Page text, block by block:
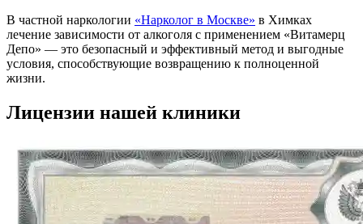
В частной наркологии «Нарколог в Москве» в Химках
лечение зависимости от алкоголя с применением «Витамерц
Депо» — это безопасный и эффективный метод и выгодные
условия, способствующие возвращению к полноценной
жизни.
Лицензии нашей клиники